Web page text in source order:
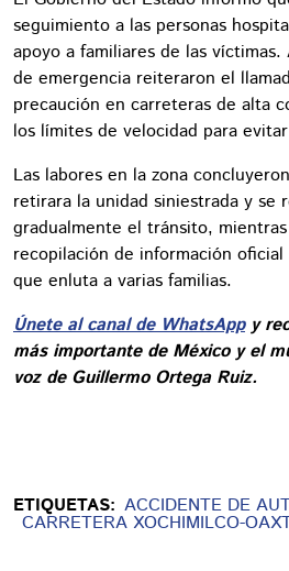
seguimiento a las personas
apoyo a familiares de las
de emergencia reiteraron el
precaución en carreteras de alta
los límites de velocidad para
Las labores en la zona
retirara la unidad siniestrada y se
gradualmente el tránsito,
recopilación de información
que enluta a varias familias.
Únete al canal de WhatsAppy
más importante de México y el
voz de Guillermo Ortega Ruiz.
ETIQUETAS: ACCIDENTE DE
CARRETERA XOCHIMILCO-